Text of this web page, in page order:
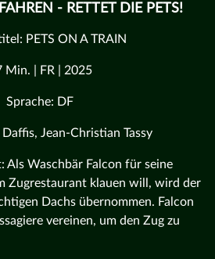
- RETTET DIE PETS!
PETS ON A TRAIN
Min. | FR | 2025
Sprache: DF
Daffis, Jean-Christian Tassy
Als Waschbär Falcon für seine
Zugrestaurant klauen will, wird der
Dachs übernommen. Falcon
vereinen, um den Zug zu